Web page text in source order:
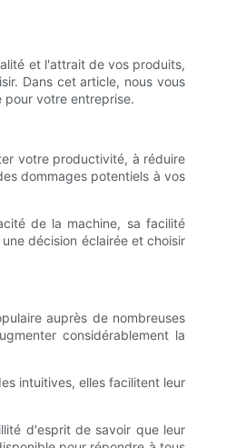
et l'attrait de vos produits,
Dans cet article, nous vous
pour votre entreprise.
votre productivité, à réduire
dommages potentiels à vos
de la machine, sa facilité
décision éclairée et choisir
auprès de nombreuses
considérablement la
intuitives, elles facilitent leur
d'esprit de savoir que leur